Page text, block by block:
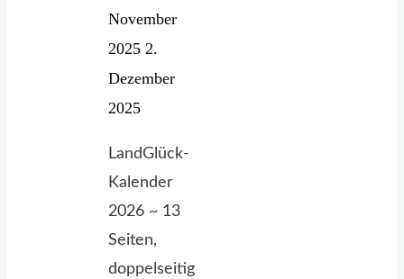
November
2025 2.
Dezember
2025
LandGlück-
Kalender
2026 ~ 13
Seiten,
doppelseitig